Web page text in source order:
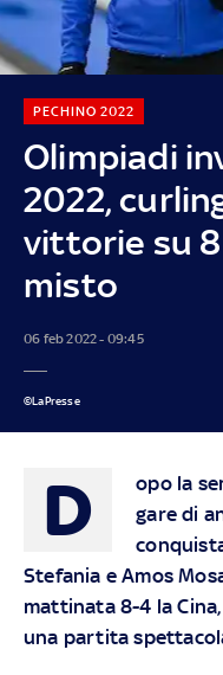
Olimpiadi
2022,
vittorie su
misto
PECHINO 2022
06 feb 2022 - 09:45
©LaPresse
D
opo la
gare di
Stefania e Amos
mattinata 8-4 la
una partita